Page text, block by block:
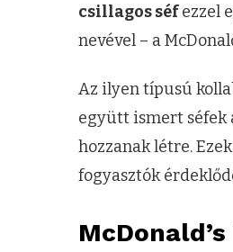
csillagos séfezzel
nevével – a
Az ilyen típusú
együtt ismert séfek
hozzanak létre.
fogyasztók